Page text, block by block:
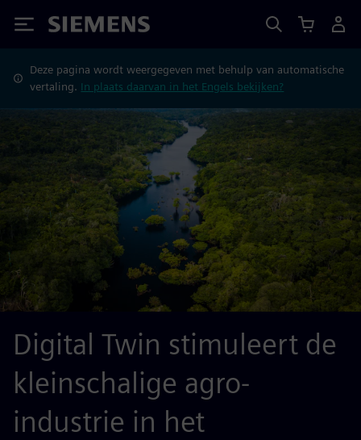
Siemens
Deze pagina wordt weergegeven met behulp van automatische
vertaling. In plaats daarvan in het Engels bekijken?
Digital Twin stimuleert de
kleinschalige agro-
industrie in het